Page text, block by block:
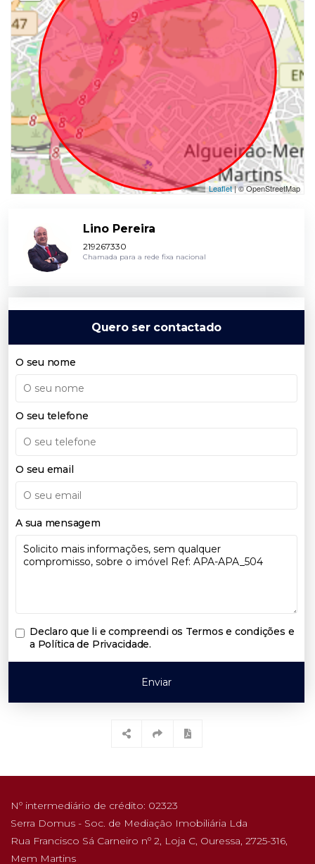
Leaflet| © OpenStreetMap
Lino Pereira
219267330
Chamada para a rede fixa nacional
Quero ser contactado
O seu nome
O seu telefone
O seu email
A sua mensagem
Declaro que li e compreendi os Termos e condições e
a Política de Privacidade.
Enviar
Nº intermediário de crédito: 02323
Serra Domus - Soc. de Mediação Imobiliária Lda
Rua Francisco Sá Carneiro nº 2, Loja C, Ouressa, 2725-316,
Mem Martins